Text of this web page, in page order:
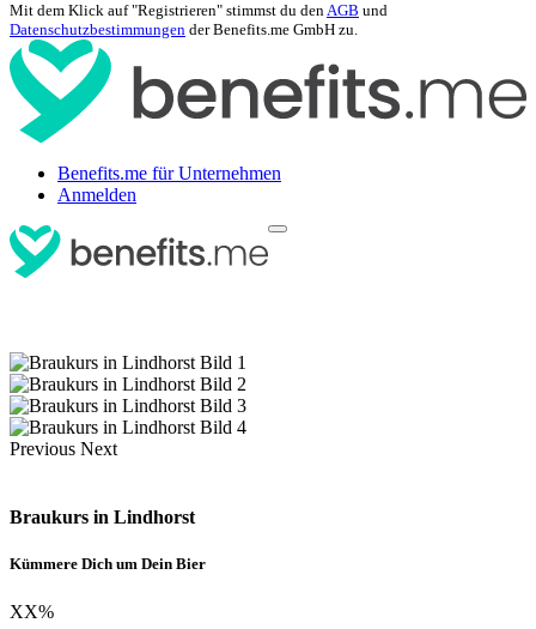
Mit dem Klick auf "Registrieren" stimmst du denAGB und
Datenschutzbestimmungen der Benefits.me GmbH zu.
Benefits.me für Unternehmen
Anmelden
Previous Next
Braukurs in Lindhorst
Kümmere Dich um Dein Bier
XX%